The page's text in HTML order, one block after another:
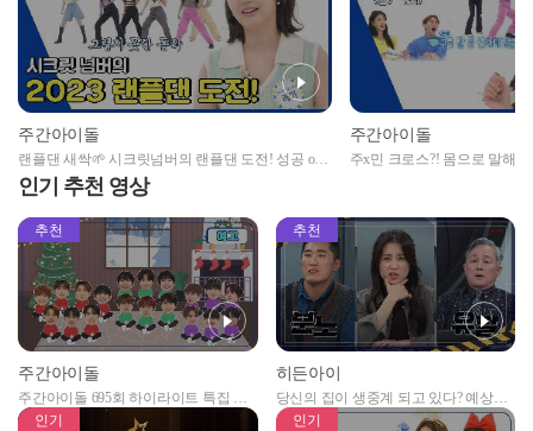
주간아이돌
랜플댄 새싹🌱 시크릿넘버의 랜플댄 도전! 성공 or
실패?
주간아이돌
주x민 크로스?! 몸으로 말해
인기 추천 영상
추천
주간아이돌
주간아이돌 695회 하이라이트 특집 남
자아이돌편 예고
추천
히든아이
당신의 집이 생중계 되고 있다? 예상치
못한 곳에서 일어나는 불법촬영 범죄!
인기 인기